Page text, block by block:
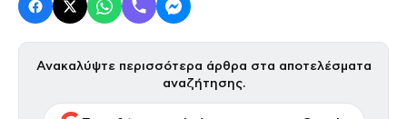
Ανακαλύψτε περισσότερα άρθρα στα αποτελέσματα
αναζήτησης.